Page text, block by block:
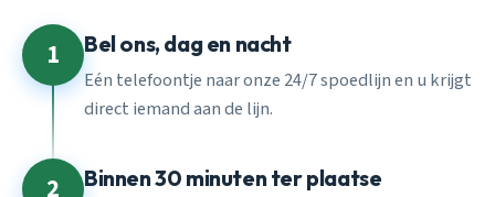
1 Bel ons, dag en nacht
Eén telefoontje naar onze 24/7 spoedlijn en u krijgt
direct iemand aan de lijn.
2 Binnen 30 minuten ter plaatse